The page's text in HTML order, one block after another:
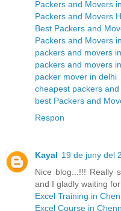
Packers and Movers
Packers and Movers
Best Packers and
Packers and Movers
packers and movers
packers and movers
packer mover in delhi
cheapest packers
best Packers and
Respon
Kayal 19 de juny del
Nice blog...!!! Really
and I gladly waiting
Excel Training in
Excel Course in